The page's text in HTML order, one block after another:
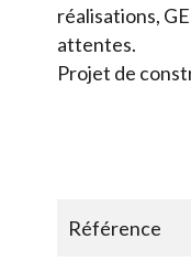
réalisations,
attentes.
Projet de
Référence